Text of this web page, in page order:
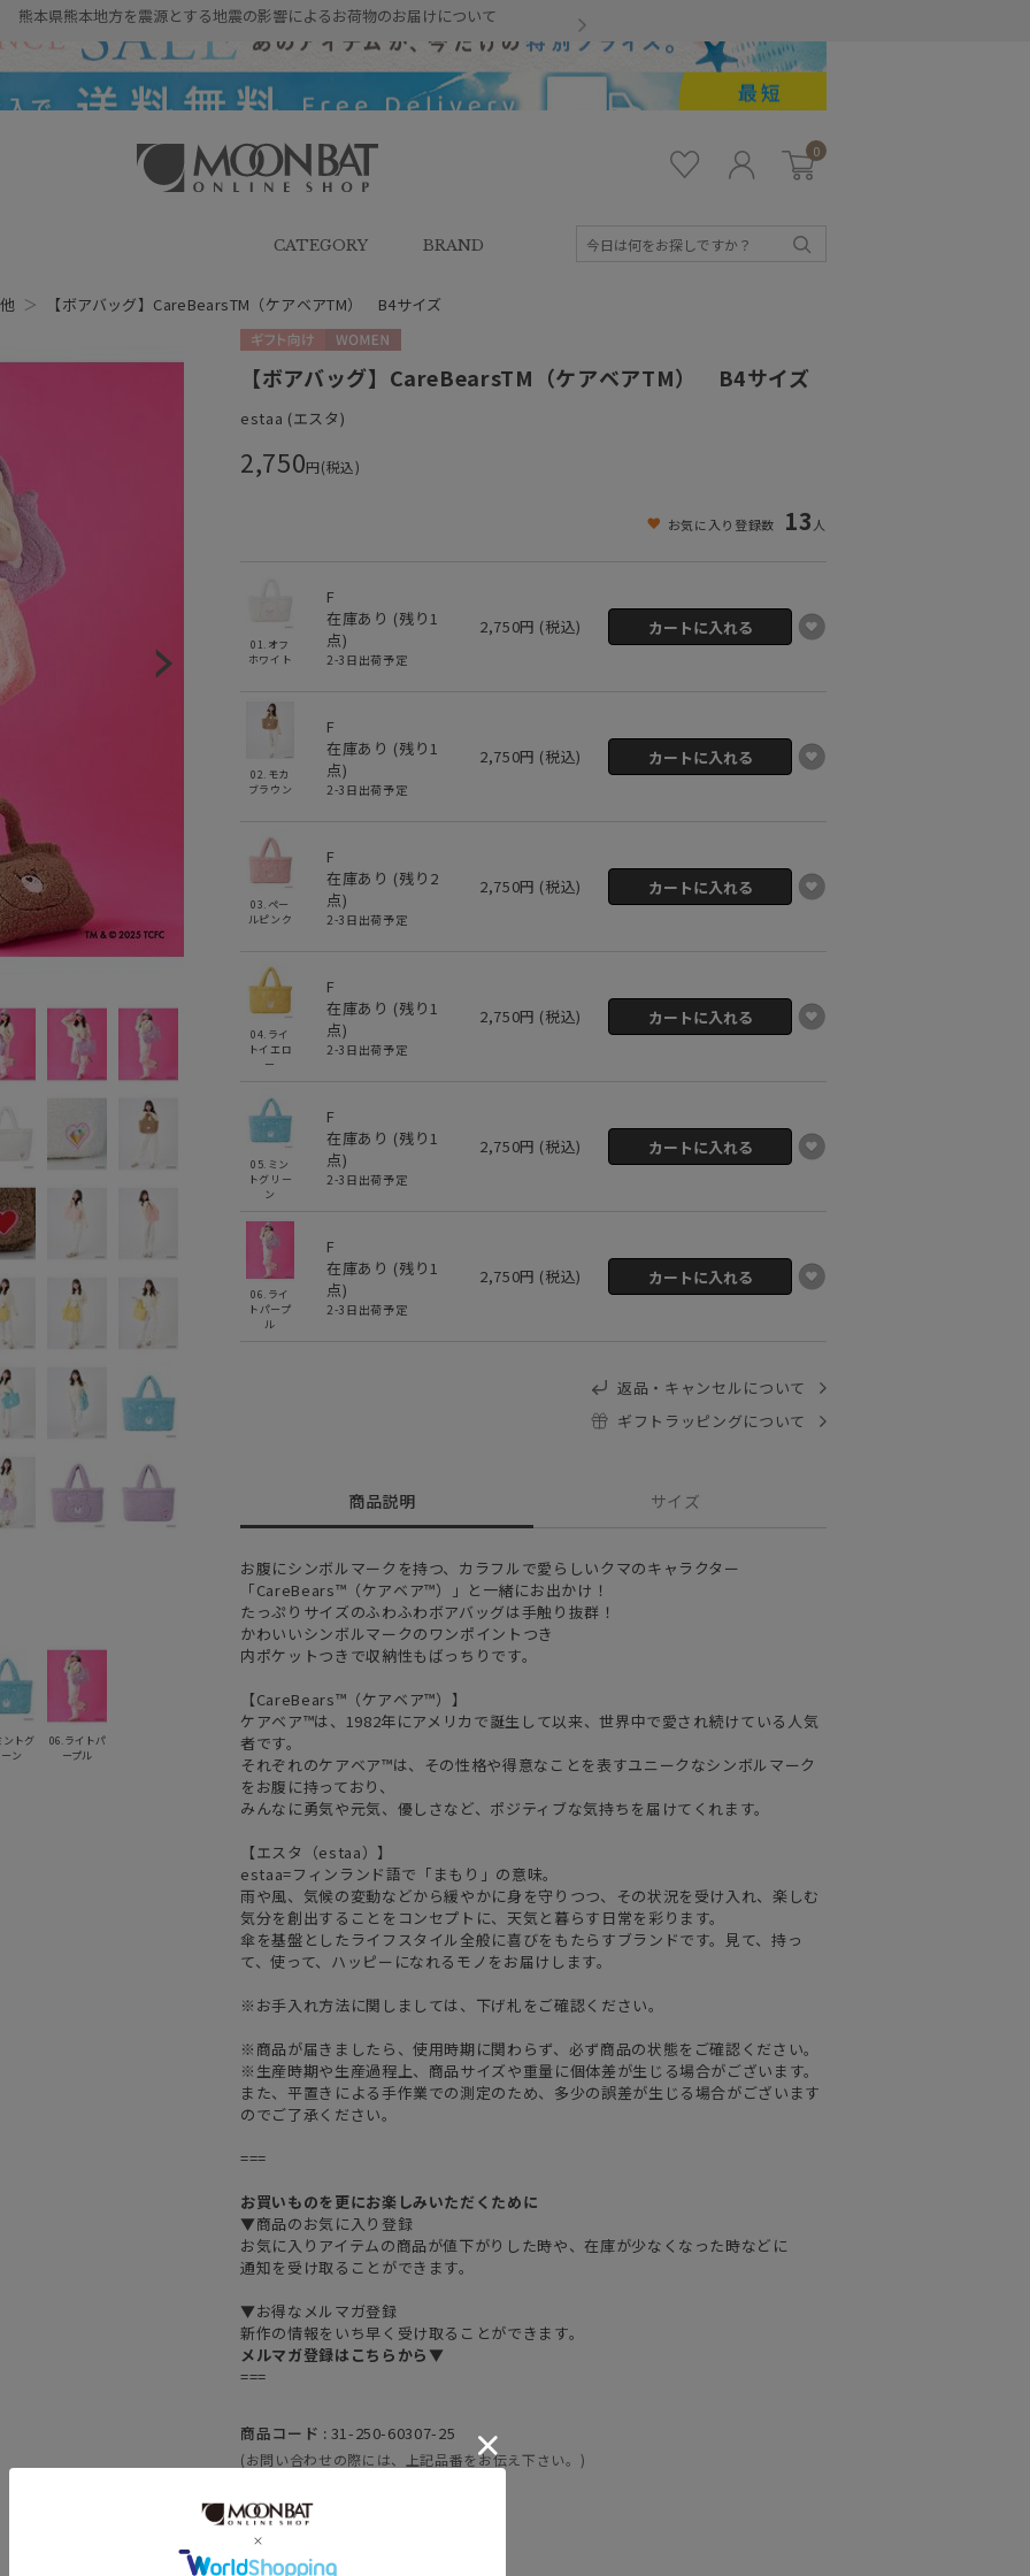
熊本県熊本地方を震源とする地震の影響によるお荷物のお届けについて
SHOP（ムーンバットオンラインシ
イ
ン
0
CATEGORY BRAND
＞ 【ボアバッグ】CareBearsTM（ケアベアTM） B4サイズ
ントグ
ン
06.ライトパ
ープル
【ボアバッグ】CareBearsTM（ケアベアTM） B4サイズ
estaa (エスタ)
2,750円(税込)
お気に入り登録数 13 人
01.オフ
ホワイト
F
在庫あり (残り1
点)
2-3日出荷予定
2,750円 (税込)
02.モカ
ブラウン
F
在庫あり (残り1
点)
2-3日出荷予定
2,750円 (税込)
03.ペー
ルピンク
F
在庫あり (残り 2
点)
2-3日出荷予定
2,750円 (税込)
04.ライ
トイエロ
ー
F
在庫あり (残り1
点)
2-3日出荷予定
2,750円 (税込)
05.ミン
トグリー
ン
F
在庫あり (残り1
点)
2-3日出荷予定
2,750円 (税込)
06.ライ
トパープ
ル
F
在庫あり (残り1
点)
2-3日出荷予定
2,750円 (税込)
返品・キャンセルについて
ギフトラッピングについて
商品説明 サイズ
お腹にシンボルマークを持つ、カラフルで愛らしいクマのキャラクター
「CareBears™（ケアベア™）」と一緒にお出かけ！
たっぷりサイズのふわふわボアバッグは手触り抜群！
かわいいシンボルマークのワンポイントつき
内ポケットつきで収納性もばっちりです。
【CareBears™（ケアベア™）】
ケアベア™は、1982年にアメリカで誕生して以来、世界中で愛され続けている人気
者です。
それぞれのケアベア™は、その性格や得意なことを表すユニークなシンボルマーク
をお腹に持っており、
みんなに勇気や元気、優しさなど、ポジティブな気持ちを届けてくれます。
【エスタ（estaa）】
estaa=フィンランド語で「まもり」の意味。
雨や風、気候の変動などから緩やかに身を守りつつ、その状況を受け入れ、楽しむ
気分を創出することをコンセプトに、天気と暮らす日常を彩ります。
傘を基盤としたライフスタイル全般に喜びをもたらすブランドです。見て、持っ
て、使って、ハッピーになれるモノをお届けします。
※お手入れ方法に関しましては、下げ札をご確認ください。
※商品が届きましたら、使用時期に関わらず、必ず商品の状態をご確認ください。
※生産時期や生産過程上、商品サイズや重量に個体差が生じる場合がございます。
また、平置きによる手作業での測定のため、多少の誤差が生じる場合がございます
のでご了承ください。
===
お買いものを更にお楽しみいただくために
▼商品のお気に入り登録
お気に入りアイテムの商品が値下がりした時や、在庫が少なくなった時などに
通知を受け取ることができます。
▼お得なメルマガ登録
新作の情報をいち早く受け取ることができます。
メルマガ登録はこちらから▼
===
商品コード : 31-250-60307-25
(お問い合わせの際には、上記品番をお伝え下さい。)
素材 : 本体：ポリエステル100%
裏地：ポリエステル100%
原産国 :